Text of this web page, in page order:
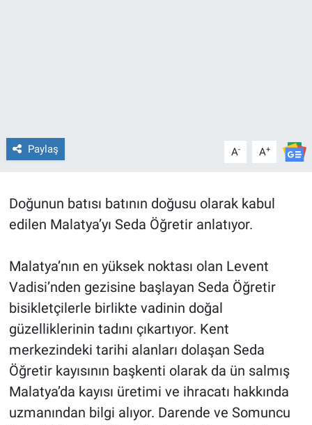
Paylaş A- A+
Doğunun batısı batının doğusu olarak kabul
edilen Malatya’yı Seda Öğretir anlatıyor.
Malatya’nın en yüksek noktası olan Levent
Vadisi’nden gezisine başlayan Seda Öğretir
bisikletçilerle birlikte vadinin doğal
güzelliklerinin tadını çıkartıyor. Kent
merkezindeki tarihi alanları dolaşan Seda
Öğretir kayısının başkenti olarak da ün salmış
Malatya’da kayısı üretimi ve ihracatı hakkında
uzmanından bilgi alıyor. Darende ve Somuncu